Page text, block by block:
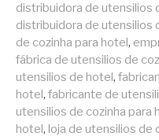
distribuidora de utensilios
distribuidora de utensilios
de cozinha para hotel,
fábrica de utensilios de
utensilios de hotel,
hotel, fabricante de
utensilios de cozinha para
hotel, loja de utensilios de